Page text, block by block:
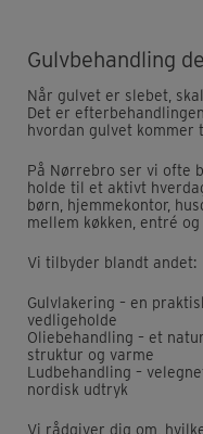
Gulvbehandling
Når gulvet er slebet,
Det er
hvordan gulvet kommer
På Nørrebro ser vi ofte
holde til et aktivt
børn, hjemmekontor,
mellem køkken, entré og
Vi tilbyder blandt andet:
Gulvlakering – en
vedligeholde
Oliebehandling – et
struktur og varme
Ludbehandling –
nordisk udtryk
Vi rådgiver dig om,